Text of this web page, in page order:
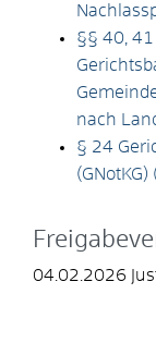
§§ 40,
nach
§ 24
04.02.2026